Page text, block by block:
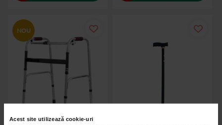
Acest site utilizează cookie-uri
NOU